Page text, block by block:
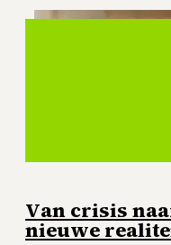
Van crisis
nieuwe